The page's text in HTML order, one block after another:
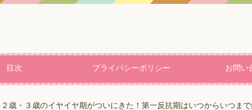
目次 プライバシーポリシー お問い
２歳・３歳のイヤイヤ期がついにきた！第一反抗期はいつからいつま